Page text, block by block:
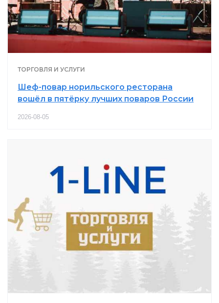
ТОРГОВЛЯ И УСЛУГИ
Шеф-повар норильского ресторана
вошёл в пятёрку лучших поваров России
2026-08-05